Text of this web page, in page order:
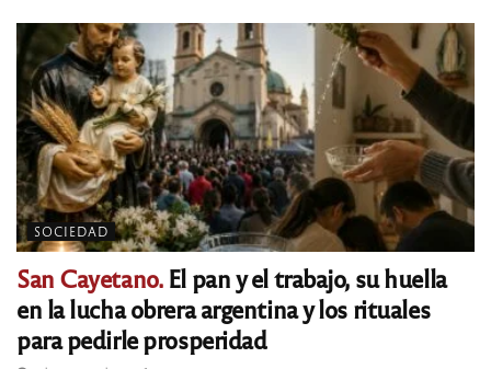
SOCIEDAD
San Cayetano.El pan y el trabajo, su huella
en la lucha obrera argentina y los rituales
para pedirle prosperidad